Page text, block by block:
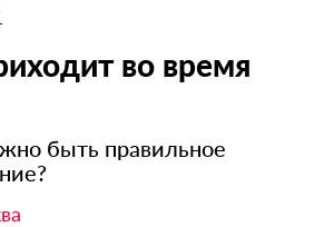
во время
быть правильное